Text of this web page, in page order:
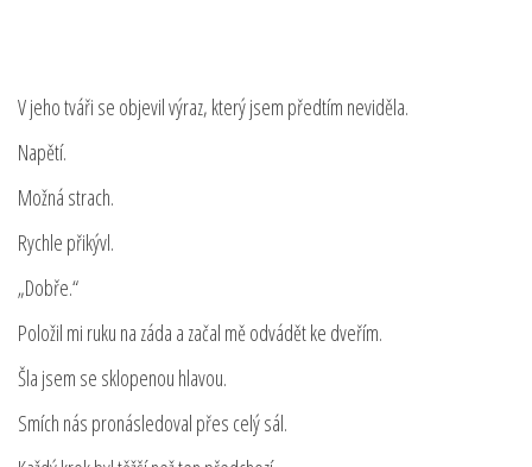
V jeho tváři se objevil výraz, který jsem předtím neviděla.
Napětí.
Možná strach.
Rychle přikývl.
„Dobře.“
Položil mi ruku na záda a začal mě odvádět ke dveřím.
Šla jsem se sklopenou hlavou.
Smích nás pronásledoval přes celý sál.